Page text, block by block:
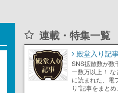
連載・特集一覧
殿堂入り記
SNS拡散数が数
ー数万以上！
に読まれた、電
り”記事をまとめ